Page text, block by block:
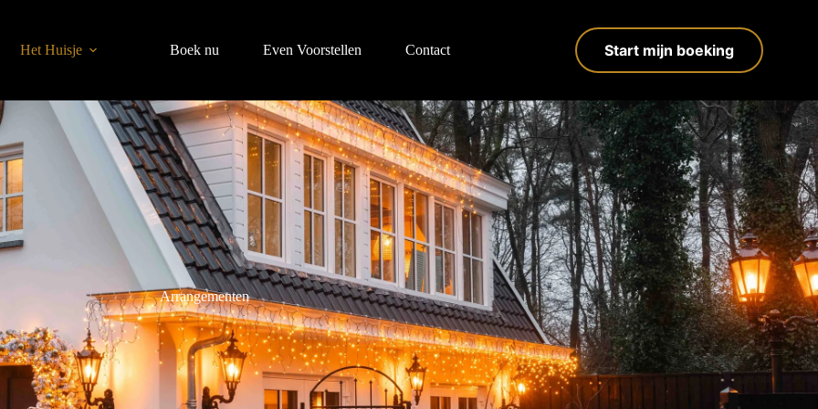
Het Huisje Boek nu Even Voorstellen Contact Start mijn boeking
Arrangementen